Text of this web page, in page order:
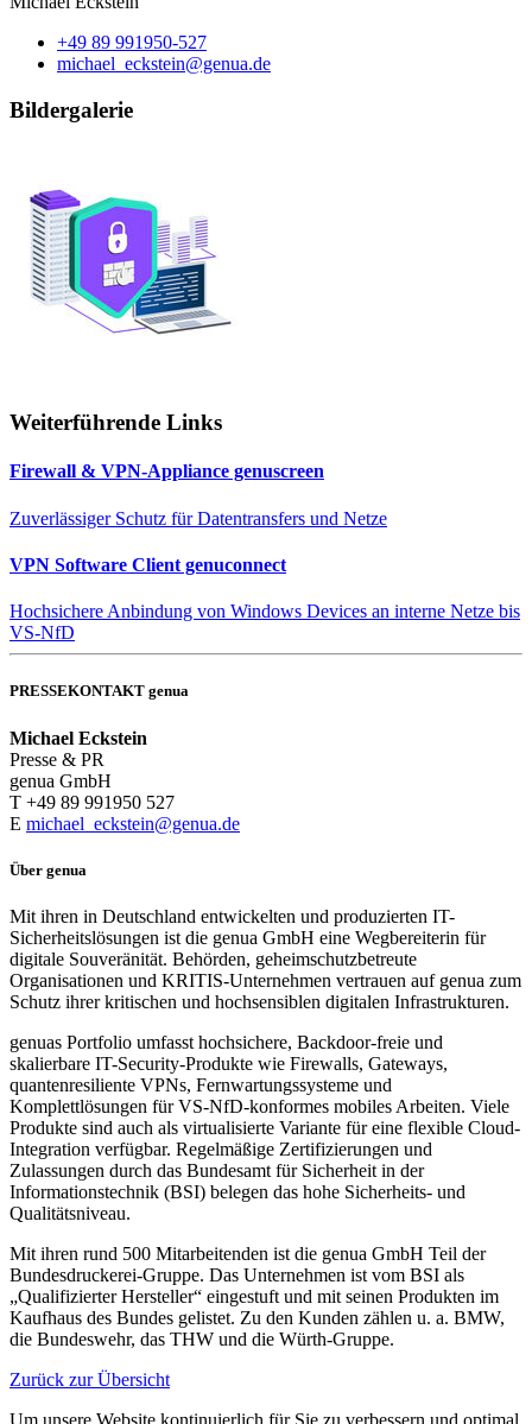
+49 89 991950-527
michael_eckstein@genua.de
Bildergalerie
Weiterführende Links
Firewall & VPN-Appliance genuscreen
Zuverlässiger Schutz für Datentransfers und Netze
VPN Software Client genuconnect
Hochsichere Anbindung von Windows Devices an interne Netze bis
VS-NfD
PRESSEKONTAKT genua
Michael Eckstein
Presse & PR
genua GmbH
T +49 89 991950 527
E michael_eckstein@genua.de
Über genua
Mit ihren in Deutschland entwickelten und produzierten IT-
Sicherheitslösungen ist die genua GmbH eine Wegbereiterin für
digitale Souveränität. Behörden, geheimschutzbetreute
Organisationen und KRITIS-Unternehmen vertrauen auf genua zum
Schutz ihrer kritischen und hochsensiblen digitalen Infrastrukturen.
genuas Portfolio umfasst hochsichere, Backdoor-freie und
skalierbare IT-Security-Produkte wie Firewalls, Gateways,
quantenresiliente VPNs, Fernwartungssysteme und
Komplettlösungen für VS-NfD-konformes mobiles Arbeiten. Viele
Produkte sind auch als virtualisierte Variante für eine flexible Cloud-
Integration verfügbar. Regelmäßige Zertifizierungen und
Zulassungen durch das Bundesamt für Sicherheit in der
Informationstechnik (BSI) belegen das hohe Sicherheits- und
Qualitätsniveau.
Mit ihren rund 500 Mitarbeitenden ist die genua GmbH Teil der
Bundesdruckerei-Gruppe. Das Unternehmen ist vom BSI als
„Qualifizierter Hersteller“ eingestuft und mit seinen Produkten im
Kaufhaus des Bundes gelistet. Zu den Kunden zählen u. a. BMW,
die Bundeswehr, das THW und die Würth-Gruppe.
Zurück zur Übersicht
Um unsere Website kontinuierlich für Sie zu verbessern und optimal